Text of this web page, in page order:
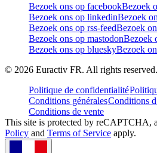
Bezoek ons op facebookBezoek
Bezoek ons op linkedinBezoek
Bezoek ons op rss-feedBezoek
Bezoek ons op mastodonBezoek
Bezoek ons op blueskyBezoek
© 2026 Euractiv FR. All rights reserved.
Politique de confidentialité
Conditions généralesConditions
Conditions de vente
This site is protected by reCAPTCHA,
Policy and Terms of Service apply.